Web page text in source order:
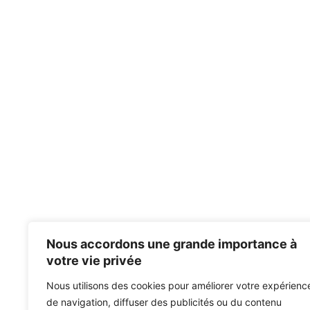
Nous accordons une grande importance à
votre vie privée
Nous utilisons des cookies pour améliorer votre
de navigation, diffuser des publicités ou du contenu